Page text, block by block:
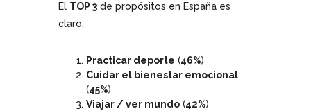
El TOP 3 de propósitos en España es
claro:
Practicar deporte (46%)
Cuidar el bienestar emocional
(45%)
Viajar / ver mundo (42%)